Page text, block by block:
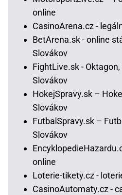
online
CasinoArena.cz -
BetArena.sk - online
Slovákov
FightLive.sk -
Slovákov
HokejSpravy.sk –
Slovákov
FutbalSpravy.sk –
Slovákov
online
Loterie-tikety.cz -
CasinoAutomaty.cz -